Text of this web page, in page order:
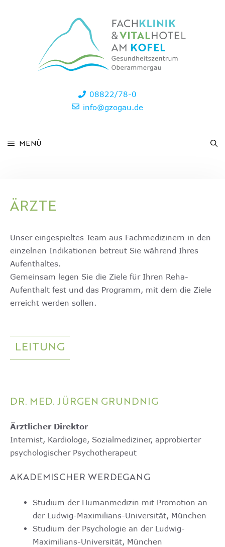
08822/78-0
info@gzogau.de
MENÜ
ÄRZTE
Unser eingespieltes Team aus Fach­medizinern in den
einzelnen Indika­tionen betreut Sie während Ihres
Aufent­haltes.
Gemeinsam legen Sie die Ziele für Ihren Reha-
Aufenthalt fest und das Programm, mit dem die Ziele
erreicht werden sollen.
LEITUNG
DR. MED. JÜRGEN GRUNDNIG
Ärztlicher Direktor
Internist, Kardiologe, Sozialmediziner, approbierter
psychologischer Psychotherapeut
AKADEMISCHER WERDEGANG
Studium der Humanmedizin mit Promotion an
der Ludwig-Maxi­mi­li­ans-Uni­ver­si­tät, München
Studium der Psychologie an der Ludwig-
Maximilians-Universität, München